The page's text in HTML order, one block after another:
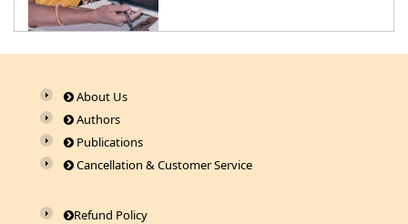
About Us
Authors
Publications
Cancellation & Customer Service
Refund Policy